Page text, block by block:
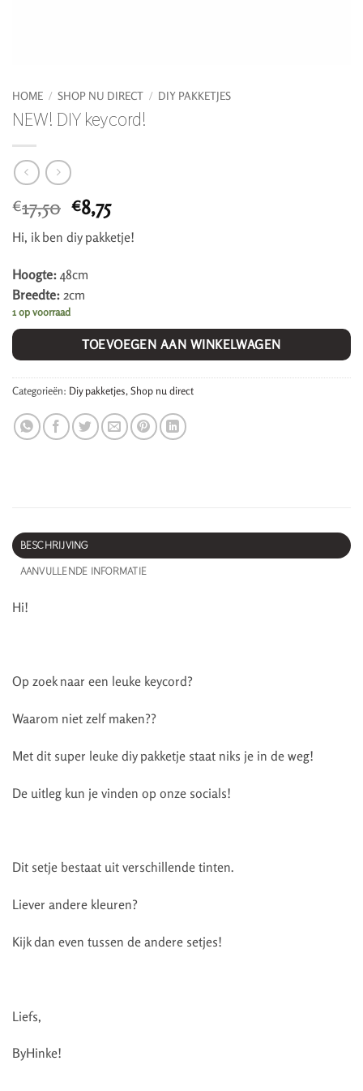
HOME / SHOP NU DIRECT / DIY PAKKETJES
NEW! DIY keycord!
€17,50 Oorspronkelijke
prijs
was:
€17,50.
€8,75Huidige
prijs
is:
Hi, ik ben diy pakketje!
Hoogte: 48cm
Breedte: 2cm
1 op voorraad
TOEVOEGEN AAN WINKELWAGEN
Categorieën: Diy pakketjes, Shop nu direct
BESCHRIJVING
AANVULLENDE INFORMATIE
Hi!
Op zoek naar een leuke keycord?
Waarom niet zelf maken??
Met dit super leuke diy pakketje staat niks je in de weg!
De uitleg kun je vinden op onze socials!
Dit setje bestaat uit verschillende tinten.
Liever andere kleuren?
Kijk dan even tussen de andere setjes!
Liefs,
ByHinke!